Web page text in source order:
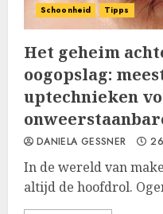
Schoonheid Tipps
Het geheim
oogopslag:
uptechnieken
DANIELA GESSNER
In de wereld van
altijd de hoofdrol.